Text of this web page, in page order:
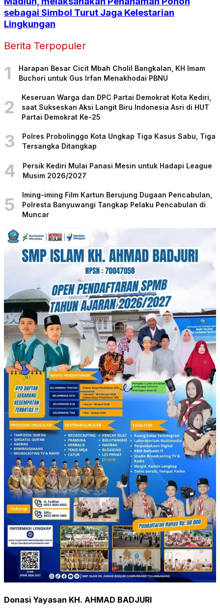
sebagai Simbol Turut Jaga Kelestarian
Lingkungan
Berita Terpopuler
1
Harapan Besar Cicit Mbah Cholil Bangkalan, KH Imam
Buchori untuk Gus Irfan Menakhodai PBNU
2
Keseruan Warga dan DPC Partai Demokrat Kota Kediri,
saat Sukseskan Aksi Langit Biru Indonesia Asri di HUT
Partai Demokrat Ke-25
3
Polres Probolinggo Kota Ungkap Tiga Kasus Sabu, Tiga
Tersangka Ditangkap
4
Persik Kediri Mulai Panasi Mesin untuk Hadapi League
Musim 2026/2027
5
Iming-iming Film Kartun Berujung Dugaan Pencabulan,
Polresta Banyuwangi Tangkap Pelaku Pencabulan di
Muncar
Donasi Yayasan KH. AHMAD BADJURI